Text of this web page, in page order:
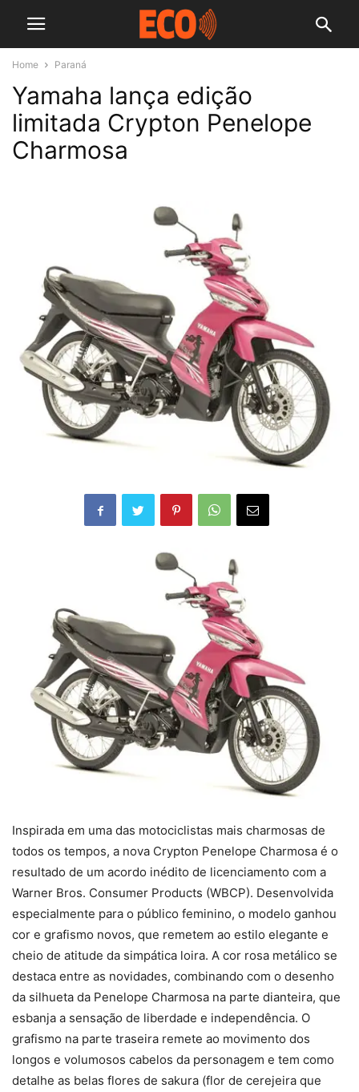
Home Paraná
Yamaha lança edição
limitada Crypton Penelope
Charmosa
Inspirada em uma das motociclistas mais charmosas de
todos os tempos, a nova Crypton Penelope Charmosa é o
resultado de um acordo inédito de licenciamento com a
Warner Bros. Consumer Products (WBCP). Desenvolvida
especialmente para o público feminino, o modelo ganhou
cor e grafismo novos, que remetem ao estilo elegante e
cheio de atitude da simpática loira. A cor rosa metálico se
destaca entre as novidades, combinando com o desenho
da silhueta da Penelope Charmosa na parte dianteira, que
esbanja a sensação de liberdade e independência. O
grafismo na parte traseira remete ao movimento dos
longos e volumosos cabelos da personagem e tem como
detalhe as belas flores de sakura (flor de cerejeira que